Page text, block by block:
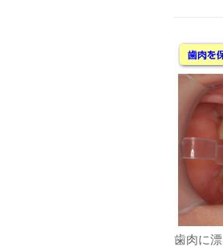
歯肉に